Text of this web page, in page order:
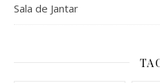
Sala de Jantar